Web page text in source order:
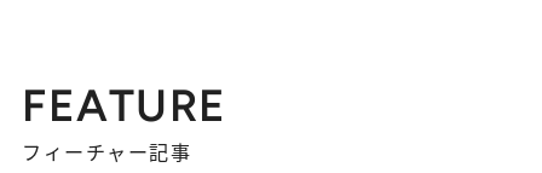
FEATURE
フィーチャー記事